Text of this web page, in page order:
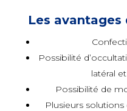
Les
Possibilité
latéral
Possibilité de
Plusieurs